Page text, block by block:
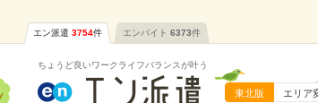
エン派遣 3754件 エンバイト 6373件
ちょうど良いワークライフバランスが叶う
東北版 エリア